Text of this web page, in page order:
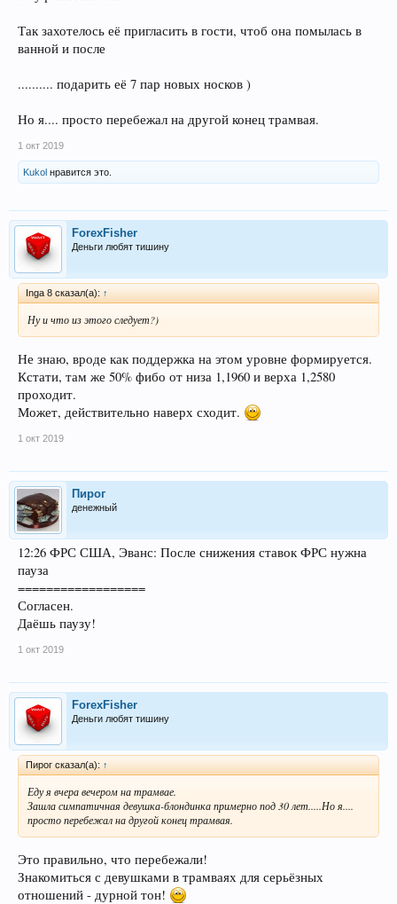
Так захотелось её пригласить в гости, чтоб она помылась в
ванной и после
.......... подарить её 7 пар новых носков )
Но я.... просто перебежал на другой конец трамвая.
1 окт 2019
Kukol нравится это.
ForexFisher
Деньги любят тишину
Inga 8 сказал(а): ↑
Ну и что из этого следует?)
Не знаю, вроде как поддержка на этом уровне формируется.
Кстати, там же 50% фибо от низа 1,1960 и верха 1,2580
проходит.
Может, действительно наверх сходит.
1 окт 2019
Пирог
денежный
12:26 ФРС США, Эванс: После снижения ставок ФРС нужна
пауза
==================
Согласен.
Даёшь паузу!
1 окт 2019
ForexFisher
Деньги любят тишину
Пирог сказал(а): ↑
Еду я вчера вечером на трамвае.
Зашла симпатичная девушка-блондинка примерно под 30 лет.....Но я....
просто перебежал на другой конец трамвая.
Это правильно, что перебежали!
Знакомиться с девушками в трамваях для серьёзных
отношений - дурной тон!